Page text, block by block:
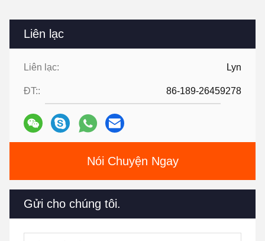
Liên lạc
Liên lạc: Lyn
ĐT:: 86-189-26459278
Nói Chuyện Ngay
Gửi cho chúng tôi.